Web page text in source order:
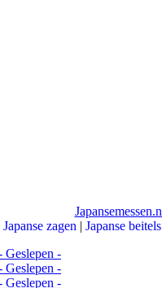
Japanse zagen | Japanse beitels